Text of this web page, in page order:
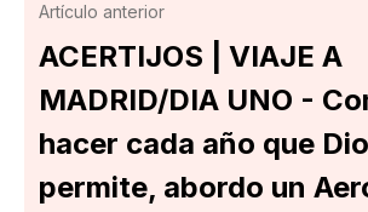
Artículo anterior
ACERTIJOS | VIAJE A
MADRID/DIA UNO -
hacer cada año que
permite, abordo un